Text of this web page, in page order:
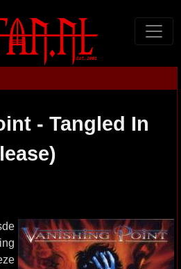
- Tangled In